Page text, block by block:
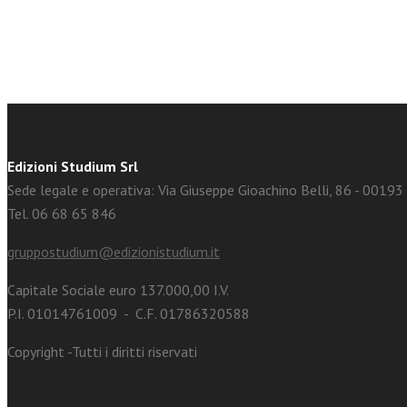
Edizioni Studium Srl
Sede legale e operativa: Via Giuseppe Gioachino Belli, 86 - 00193
Tel. 06 68 65 846
gruppostudium@edizionistudium.it
Capitale Sociale euro 137.000,00 I.V.
P.I. 01014761009 - C.F. 01786320588
Copyright -Tutti i diritti riservati